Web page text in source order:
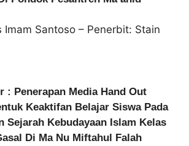
Imam Santoso – Penerbit: Stain
: Penerapan Media Hand Out
Keaktifan Belajar Siswa Pada
Sejarah Kebudayaan Islam Kelas
Di Ma Nu Miftahul Falah